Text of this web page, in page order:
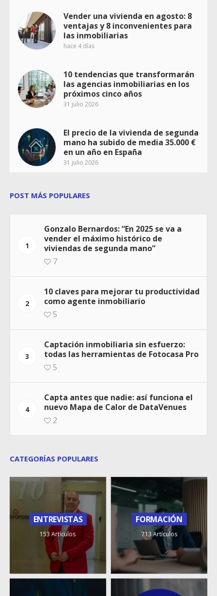
Vender una vivienda en agosto: 8
ventajas y 8 inconvenientes para
las inmobiliarias
hace 4 días
10 tendencias que transformarán
las agencias inmobiliarias en los
próximos cinco años
31 julio 2026
El precio de la vivienda de segunda
mano ha subido de media 35.000 €
en un año en España
31 julio 2026
POST MÁS POPULARES
1
Gonzalo Bernardos: “En 2025 se va a
vender el máximo histórico de
viviendas de segunda mano”
7
2
10 claves para mejorar tu productividad
como agente inmobiliario
5
3
Captación inmobiliaria sin esfuerzo:
todas las herramientas de Fotocasa Pro
5
4
Capta antes que nadie: así funciona el
nuevo Mapa de Calor de DataVenues
2
CATEGORÍAS POPULARES
ENTREVISTAS
153 Artículos
FORMACIÓN
713 Artículos